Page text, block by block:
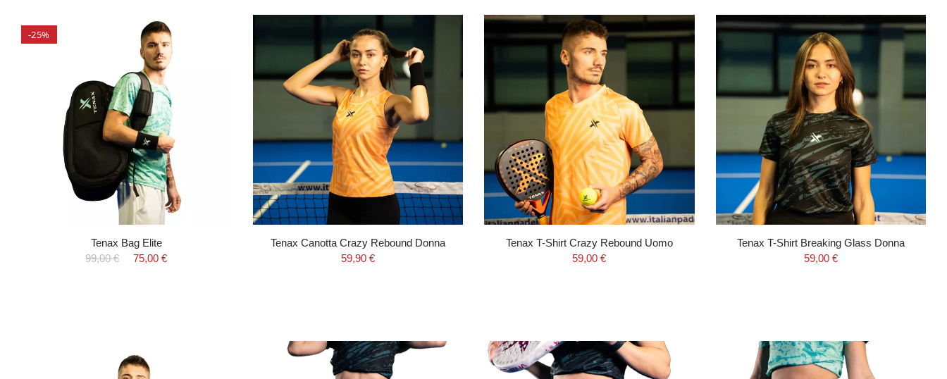
-25%
Tenax Bag Elite
99,00 €
75,00 €
Tenax Canotta Crazy Rebound Donna
59,90 €
Tenax T-Shirt Crazy Rebound Uomo
59,00 €
Tenax T-Shirt Breaking Glass Donna
59,00 €